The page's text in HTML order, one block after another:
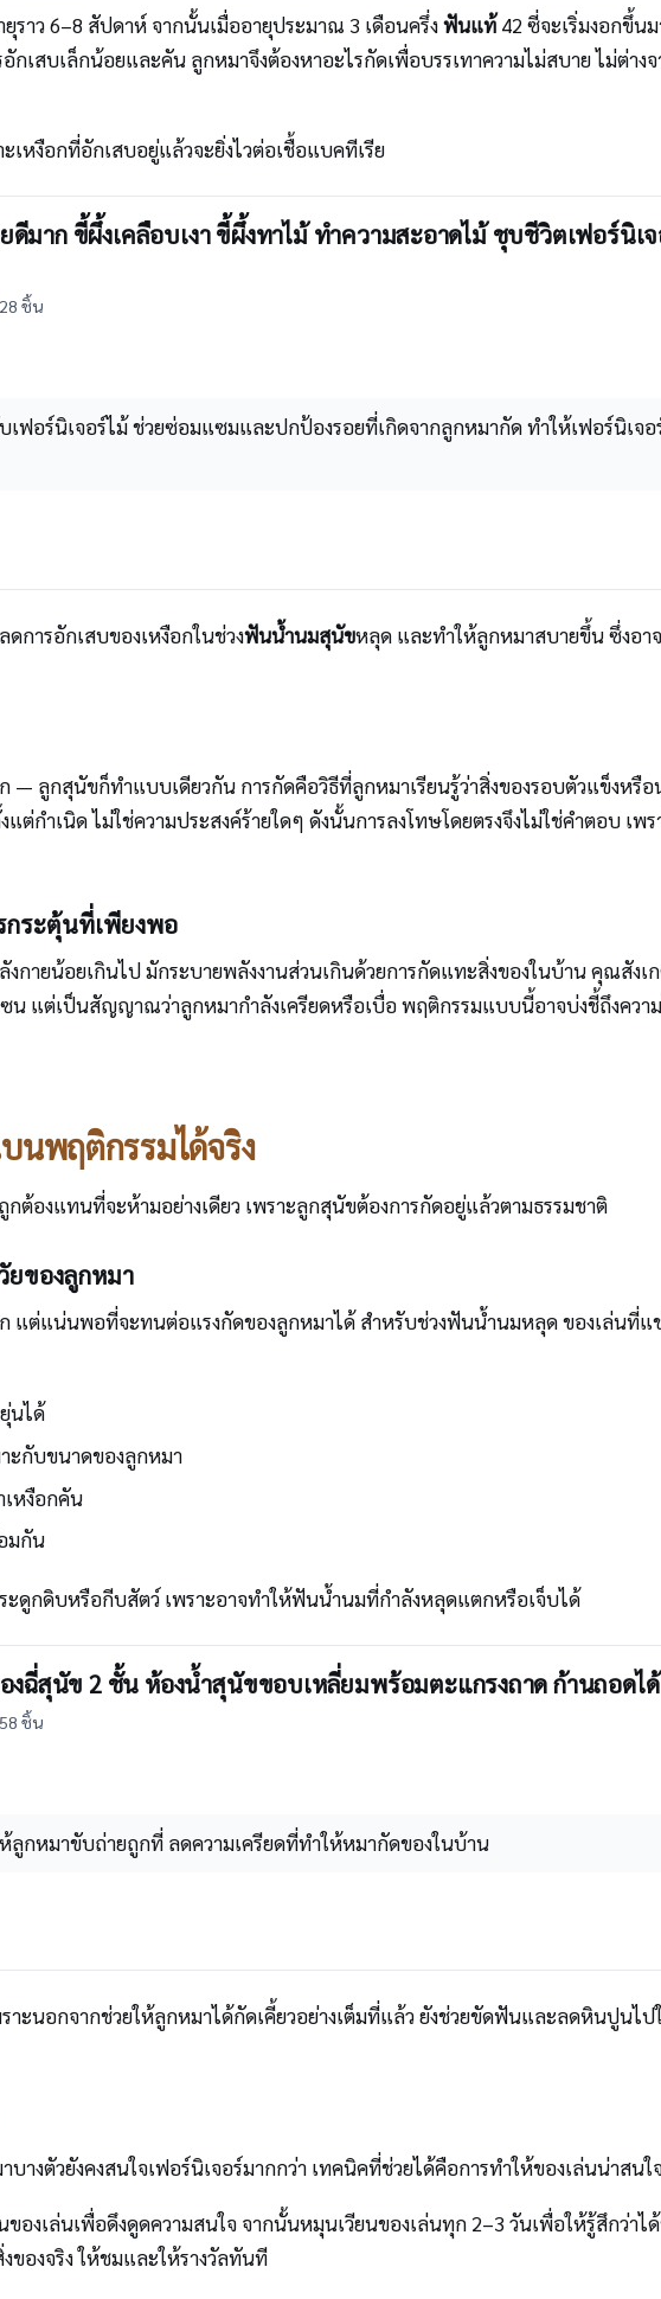
าว 6–8 สัปดาห์ จากนั้นเมื่ออายุประมาณ 3 เดือนครึ่งฟันแท้42 ซี่จะเริ่มงอกขึ้
กเสบเล็กน้อยและคัน ลูกหมาจึงต้องหาอะไรกัดเพื่อบรรเทาความไม่สบาย ไม่ต่าง
หงือกที่อักเสบอยู่แล้วจะยิ่งไวต่อเชื้อแบคทีเรีย
ยดีมาก ขี้ผึ้งเคลือบเงา ขี้ผึ้งทาไม้ ทําความสะอาดไม้ ชุบชีวิตเฟอร์นิ
ชิ้น
เฟอร์นิเจอร์ไม้ ช่วยซ่อมแซมและปกป้องรอยที่เกิดจากลูกหมากัด ทำให้เฟอร์นิเจ
การอักเสบของเหงือกในช่วงฟันน้ำนมสุนัขหลุด และทำให้ลูกหมาสบายขึ้น ซึ่งอา
— ลูกสุนัขก็ทำแบบเดียวกัน การกัดคือวิธีที่ลูกหมาเรียนรู้ว่าสิ่งของรอบตัวแข็งหรือ
เนิด ไม่ใช่ความประสงค์ร้ายใดๆ ดังนั้นการลงโทษโดยตรงจึงไม่ใช่คำตอบ เพร
กระตุ้นที่เพียงพอ
กายน้อยเกินไป มักระบายพลังงานส่วนเกินด้วยการกัดแทะสิ่งของในบ้าน คุณสังเ
แต่เป็นสัญญาณว่าลูกหมากำลังเครียดหรือเบื่อ พฤติกรรมแบบนี้อาจบ่งชี้ถึงควา
นพฤติกรรมได้จริง
ต้องแทนที่จะห้ามอย่างเดียว เพราะลูกสุนัขต้องการกัดอยู่แล้วตามธรรมชาติ
ยของลูกหมา
แต่แน่นพอที่จะทนต่อแรงกัดของลูกหมาได้ สำหรับช่วงฟันน้ำนมหลุด ของเล่นที่แ
นได้
ะกับขนาดของลูกหมา
หงือกคัน
มกัน
ะดูกดิบหรือกีบสัตว์ เพราะอาจทำให้ฟันน้ำนมที่กำลังหลุดแตกหรือเจ็บได้
งฉี่สุนัข 2 ชั้น ห้องน้ำสุนัขขอบเหลี่ยมพร้อมตะแกรงถาด ก้านถอดได้
ชิ้น
ลูกหมาขับถ่ายถูกที่ ลดความเครียดที่ทำให้หมากัดของในบ้าน
ะนอกจากช่วยให้ลูกหมาได้กัดเคี้ยวอย่างเต็มที่แล้ว ยังช่วยขัดฟันและลดหินปูนไป
างตัวยังคงสนใจเฟอร์นิเจอร์มากกว่า เทคนิคที่ช่วยได้คือการทำให้ของเล่นน่าสนใ
องเล่นเพื่อดึงดูดความสนใจ จากนั้นหมุนเวียนของเล่นทุก 2–3 วันเพื่อให้รู้สึกว่าไ
องจริง ให้ชมและให้รางวัลทันที